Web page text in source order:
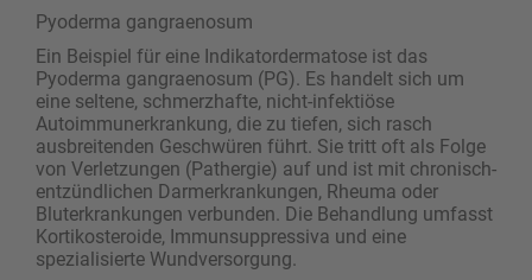
Pyoderma gangraenosum
Ein Beispiel für eine Indikatordermatose ist das
Pyoderma gangraenosum (PG). Es handelt sich um
eine seltene, schmerzhafte, nicht-infektiöse
Autoimmunerkrankung, die zu tiefen, sich rasch
ausbreitenden Geschwüren führt. Sie tritt oft als Folge
von Verletzungen (Pathergie) auf und ist mit chronisch-
entzündlichen Darmerkrankungen, Rheuma oder
Bluterkrankungen verbunden. Die Behandlung umfasst
Kortikosteroide, Immunsuppressiva und eine
spezialisierte Wundversorgung.